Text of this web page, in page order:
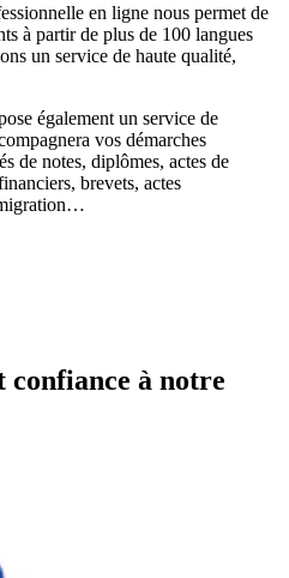
en ligne nous permet de
à partir de plus de 100 langues
un service de haute qualité,
également un service de
vos démarches
de notes, diplômes, actes de
brevets, actes
confiance à notre